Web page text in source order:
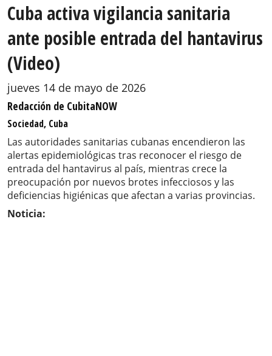
Cuba activa vigilancia sanitaria
ante posible entrada del hantavirus
(Video)
jueves 14 de mayo de 2026
Redacción de CubitaNOW
Sociedad, Cuba
Las autoridades sanitarias cubanas encendieron las
alertas epidemiológicas tras reconocer el riesgo de
entrada del hantavirus al país, mientras crece la
preocupación por nuevos brotes infecciosos y las
deficiencias higiénicas que afectan a varias provincias.
Noticia: